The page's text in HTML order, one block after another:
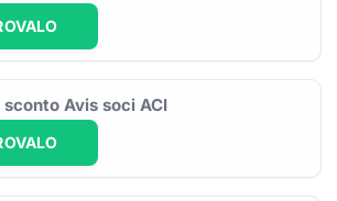
Avis soci ACI